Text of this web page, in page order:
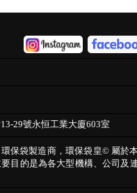
29號永恒工業大廈603室
保袋製造商，環保袋皇© 屬於
目的是為各大型機構、公司及